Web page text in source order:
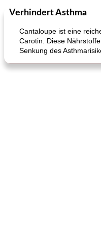
Kurs
Verhindert Asthma
Cantaloupe ist eine
Carotin. Diese
Senkung des